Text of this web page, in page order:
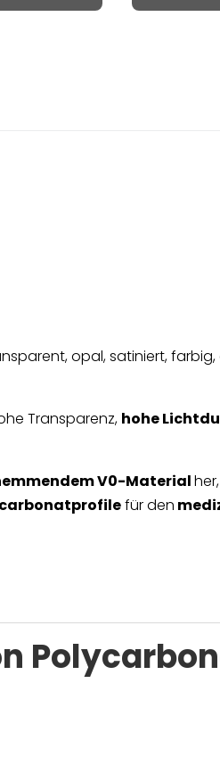
opal, satiniert,
Transparenz, hohe
V0-Material
für den